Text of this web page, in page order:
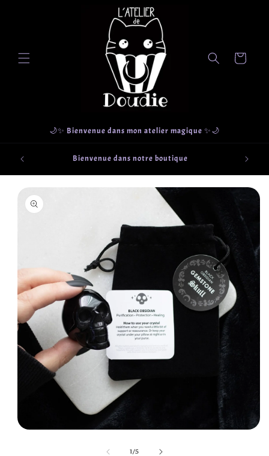
Panier
🌙✨ Bienvenue dans mon atelier magique ✨🌙
Bienvenue dans notre boutique
Retrait
Passer aux
informations
produits
1/de
5